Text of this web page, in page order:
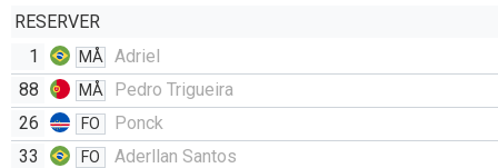
RESERVER
1
MÅ
Adriel
88
MÅ
Pedro Trigueira
26
FO
Ponck
33
FO
Aderllan Santos